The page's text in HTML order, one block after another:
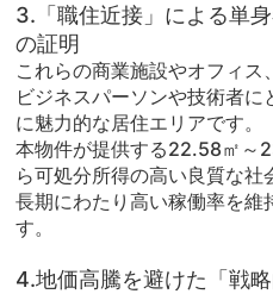
3.「職住近接」による単
の証明
これらの商業施設やオフィ
ビジネスパーソンや技術者
に魅力的な居住エリアです。
本物件が提供する22.58㎡～
ら可処分所得の高い良質な社
長期にわたり高い稼働率を維
す。
4.地価高騰を避けた「戦